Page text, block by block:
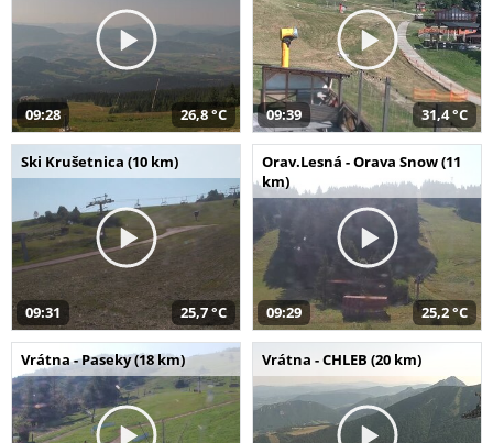
09:28 26,8 °C 09:39 31,4 °C
Ski Krušetnica (10 km)
09:31 25,7 °C
Orav.Lesná - Orava Snow (11
km)
09:29 25,2 °C
Vrátna - Paseky (18 km) Vrátna - CHLEB (20 km)